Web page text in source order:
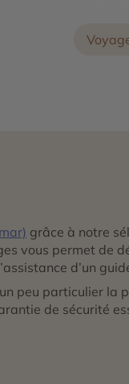
grâce à notre
vous permet de
d’un
peu particulier la
de sécurité